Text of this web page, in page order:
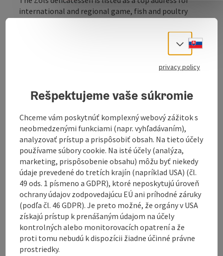
international and regional game, fish and poultry
carte" as well as in the "Genuss-Guide". Recipe ideas
Whether international fish specialities such as
fish or seasonal fish from the region such as the
Attersee char: the team at the Zöls family business
fulfils every wish.
High-quality game specialities from local forests and
various types of poultry are also available.
The best ingredients for good cooking - from ...
Display complete description
Contact
Select
privacy policy
Rešpektujeme vaše súkromie
Chceme vám poskytnúť komplexný webový zážitok s
neobmedzenými funkciami (napr. vyhľadávaním),
analyzovať prístup a prispôsobiť obsah. Na tieto účely
používame súbory cookie. Na isté účely (analýza,
marketing, prispôsobenie obsahu) môžu byť niekedy
údaje prevedené do tretích krajín (napríklad USA) (čl.
49 ods. 1 písmeno a GDPR), ktoré neposkytujú úroveň
ochrany údajov zodpovedajúcu EÚ ani príhodné záruky
(podľa čl. 46 GDPR). Je preto možné, že orgány v USA
získajú prístup k prenášaným údajom na účely
kontrolných alebo monitorovacích opatrení a že
proti tomu nebudú k dispozícii žiadne účinné právne
prostriedky.